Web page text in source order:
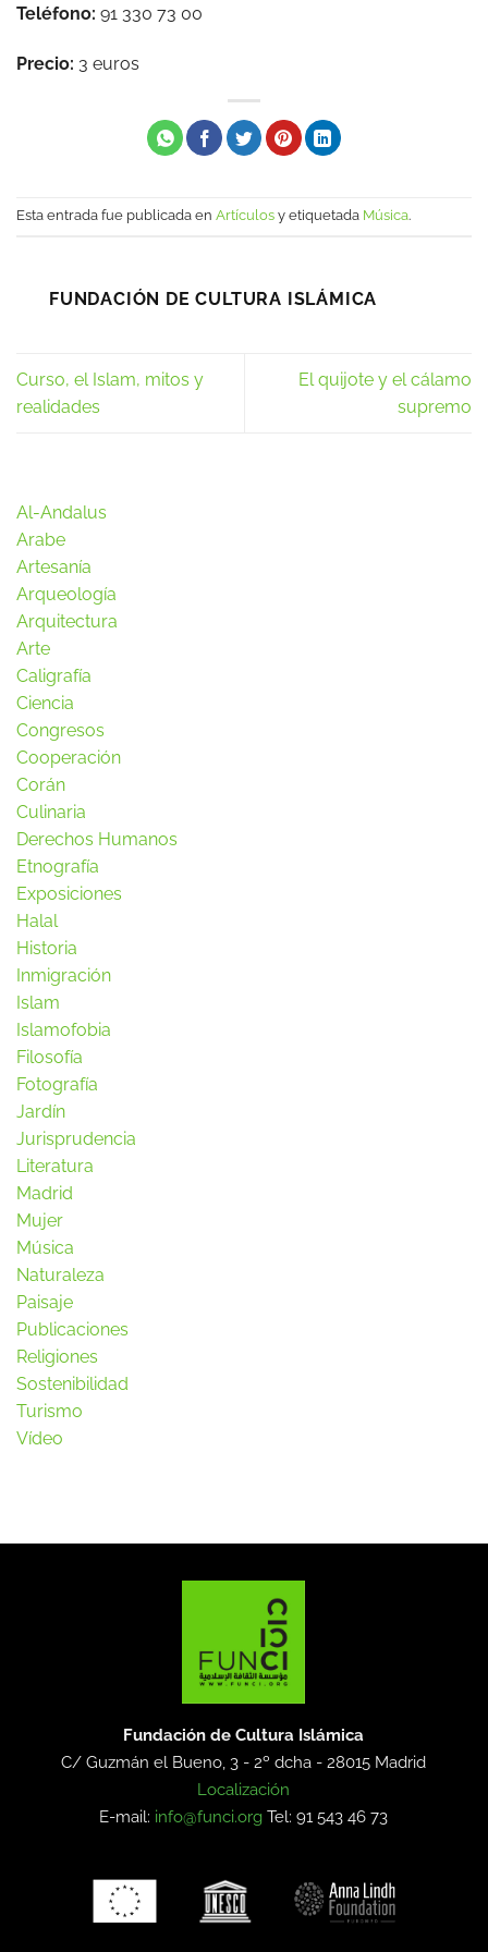
Teléfono: 91 330 73 00
Precio: 3 euros
Esta entrada fue publicada en Artículos y etiquetada Música.
FUNDACIÓN DE CULTURA ISLÁMICA
Curso, el Islam, mitos y
realidades
El quijote y el cálamo
supremo
Al-Andalus
Arabe
Artesanía
Arqueología
Arquitectura
Arte
Caligrafía
Ciencia
Congresos
Cooperación
Corán
Culinaria
Derechos Humanos
Etnografía
Exposiciones
Halal
Historia
Inmigración
Islam
Islamofobia
Filosofía
Fotografía
Jardín
Jurisprudencia
Literatura
Madrid
Mujer
Música
Naturaleza
Paisaje
Publicaciones
Religiones
Sostenibilidad
Turismo
Vídeo
Fundación de Cultura Islámica
C/ Guzmán el Bueno, 3 - 2º dcha -28015 Madrid
Localización
E-mail: info@funci.org Tel: 91 543 46 73